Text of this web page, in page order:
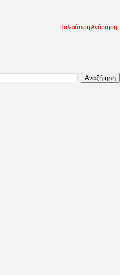
Παλαιότερη Ανάρτηση